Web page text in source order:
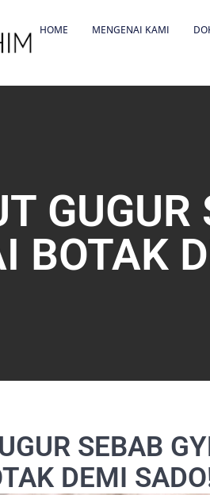
HOME MENGENAI KAMI
BOTAK
SEBAB
DEMI